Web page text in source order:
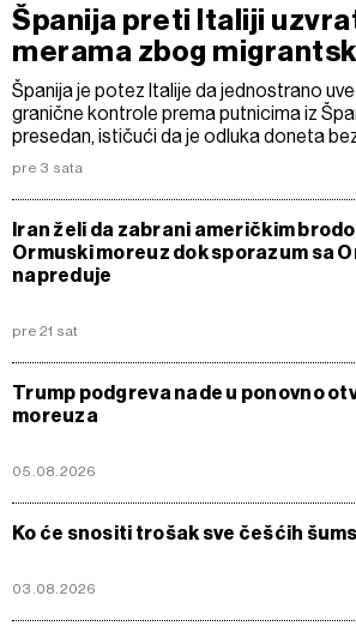
Španija preti Italiji
merama zbog
Španija je potez Italije da jednostrano
granične kontrole prema putnicima iz
presedan, ističući da je odluka doneta
pre 3 sata
Iran želi da zabrani američkim
Ormuski moreuz dok sporazum sa
napreduje
pre 21 sat
Trump podgreva nade u ponovno
moreuza
05.08.2026
Ko će snositi trošak sve češćih
03.08.2026